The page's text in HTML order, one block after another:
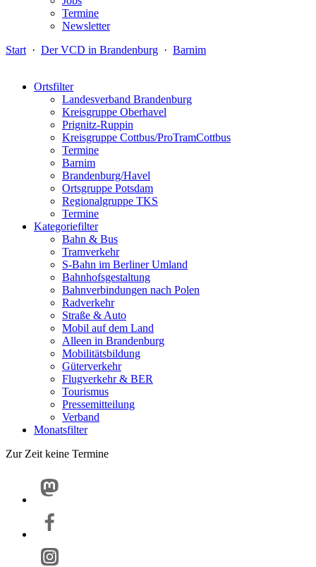
Termine
Newsletter
Start · Der VCD in Brandenburg · Barnim
Ortsfilter
Landesverband Brandenburg
Kreisgruppe Oberhavel
Prignitz-Ruppin
Kreisgruppe Cottbus/ProTramCottbus
Termine
Barnim
Brandenburg/Havel
Ortsgruppe Potsdam
Regionalgruppe TKS
Termine
Kategoriefilter
Bahn & Bus
Tramverkehr
S-Bahn im Berliner Umland
Bahnhofsgestaltung
Bahnverbindungen nach Polen
Radverkehr
Straße & Auto
Mobil auf dem Land
Alleen in Brandenburg
Mobilitätsbildung
Güterverkehr
Flugverkehr & BER
Tourismus
Pressemitteilung
Verband
Monatsfilter
Zur Zeit keine Termine